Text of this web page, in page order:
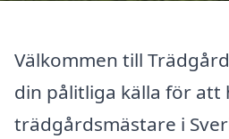
Välkommen till
din pålitliga källa för att
trädgårdsmästare i